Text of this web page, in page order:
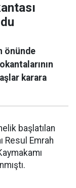
önünde
karara
başlatılan
Resul Emrah